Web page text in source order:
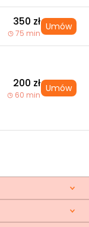
350 zł
75 min
Umów
200 zł
60 min
Umów